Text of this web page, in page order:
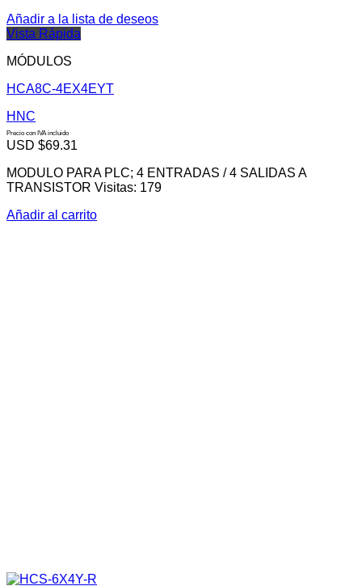
Añadir a la lista de deseos
Vista Rápida
MÓDULOS
HCA8C-4EX4EYT
HNC
Precio con IVA incluido
USD $69.31
MODULO PARA PLC; 4 ENTRADAS / 4 SALIDAS A
TRANSISTOR Visitas: 179
Añadir al carrito